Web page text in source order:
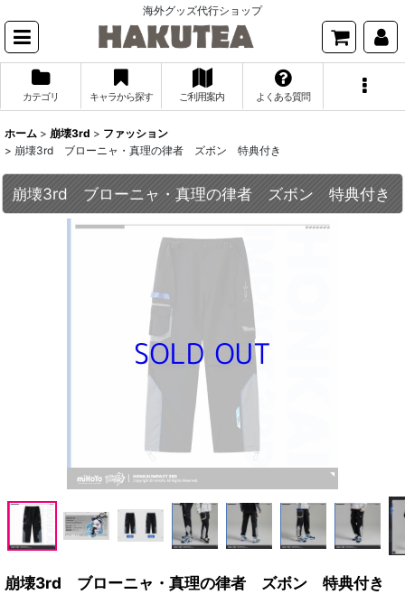
海外グッズ代行ショップ
カテゴリ キャラから探す ご利用案内 よくある質問
ホーム > 崩壊3rd > ファッション
> 崩壊3rd ブローニャ・真理の律者 ズボン 特典付き
崩壊3rd ブローニャ・真理の律者 ズボン 特典付き
崩壊3rd ブローニャ・真理の律者 ズボン 特典付き